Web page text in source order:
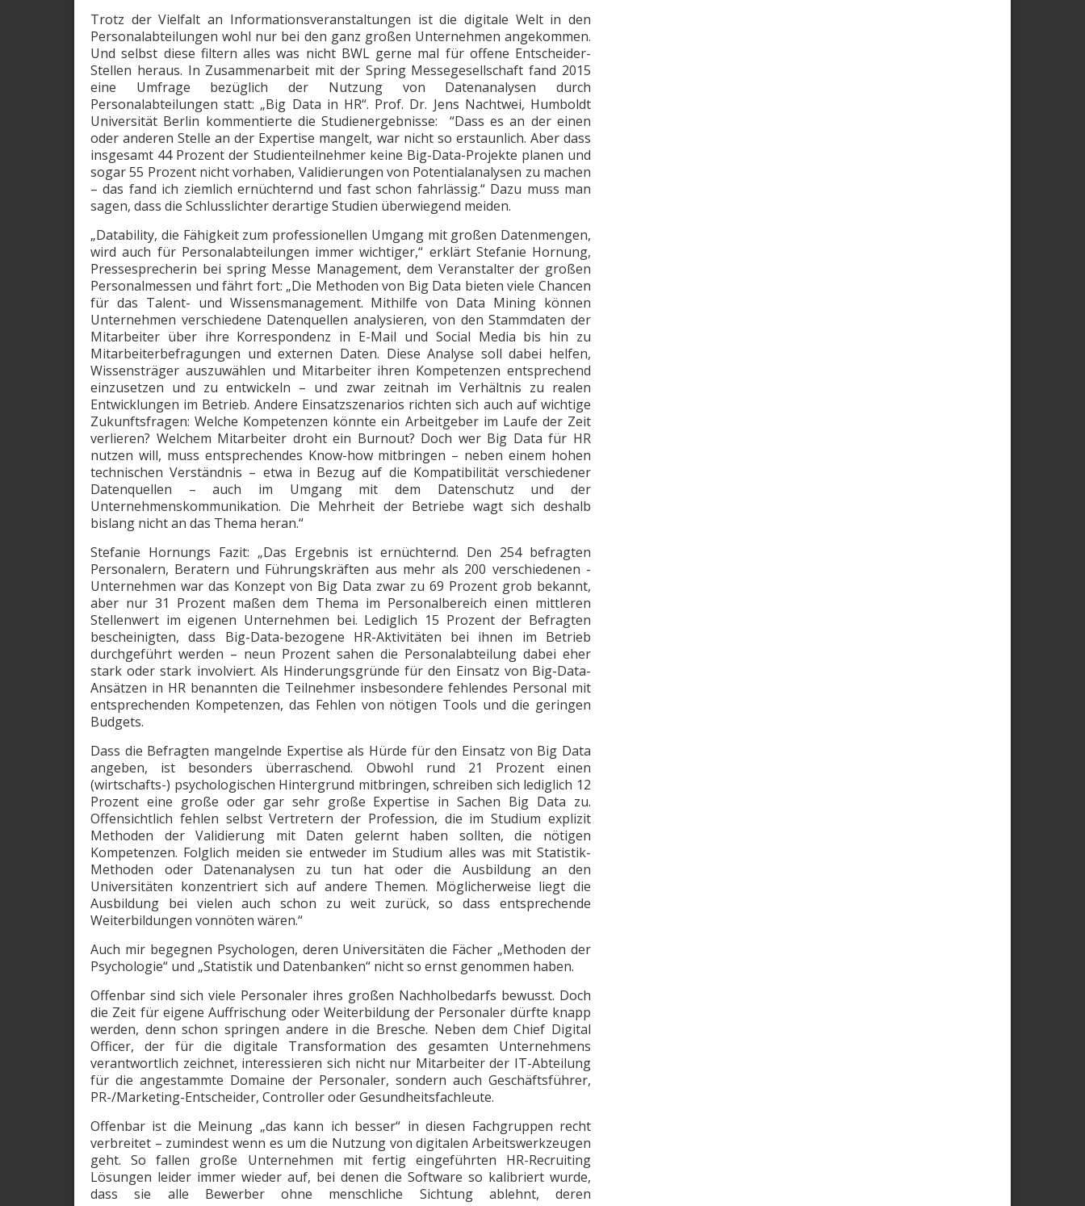
Trotz der Vielfalt an Informationsveranstaltungen ist die digitale Welt in den
Personalabteilungen wohl nur bei den ganz großen Unternehmen angekommen.
Und selbst diese filtern alles was nicht BWL gerne mal für offene Entscheider-
Stellen heraus. In Zusammenarbeit mit der Spring Messegesellschaft fand 2015
eine Umfrage bezüglich der Nutzung von Datenanalysen durch
Personalabteilungen statt: „Big Data in HR“. Prof. Dr. Jens Nachtwei, Humboldt
Universität Berlin kommentierte die Studienergebnisse: “Dass es an der einen
oder anderen Stelle an der Expertise mangelt, war nicht so erstaunlich. Aber dass
insgesamt 44 Prozent der Studienteilnehmer keine Big-Data-Projekte planen und
sogar 55 Prozent nicht vorhaben, Validierungen von Potentialanalysen zu machen
– das fand ich ziemlich ernüchternd und fast schon fahrlässig.“ Dazu muss man
sagen, dass die Schlusslichter derartige Studien überwiegend meiden.
„Datability, die Fähigkeit zum professionellen Umgang mit großen Datenmengen,
wird auch für Personalabteilungen immer wichtiger,“ erklärt Stefanie Hornung,
Pressesprecherin bei spring Messe Management, dem Veranstalter der großen
Personalmessen und fährt fort: „Die Methoden von Big Data bieten viele Chancen
für das Talent- und Wissensmanagement. Mithilfe von Data Mining können
Unternehmen verschiedene Datenquellen analysieren, von den Stammdaten der
Mitarbeiter über ihre Korrespondenz in E-Mail und Social Media bis hin zu
Mitarbeiterbefragungen und externen Daten. Diese Analyse soll dabei helfen,
Wissensträger auszuwählen und Mitarbeiter ihren Kompetenzen entsprechend
einzusetzen und zu entwickeln – und zwar zeitnah im Verhältnis zu realen
Entwicklungen im ­Betrieb. Andere Einsatzszenarios richten sich auch auf wichtige
Zukunftsfragen: Welche Kompetenzen könnte ein Arbeitgeber im Laufe der Zeit
verlieren? Welchem Mitarbeiter droht ein Burnout? Doch wer Big Data für HR
nutzen will, muss entsprechendes Know-how mitbringen – neben einem hohen
technischen Verständnis – etwa in Bezug auf die Kompatibilität verschiedener
Datenquellen – auch im Umgang mit dem Datenschutz und der
Unternehmenskommunikation. Die Mehrheit der Betriebe wagt sich deshalb
bislang nicht an das ­Thema heran.“
Stefanie Hornungs Fazit: „Das Ergebnis ist ernüchternd. Den 254 befragten
Personalern, Beratern und Führungskräften aus mehr als 200 verschiedenen ­
Unternehmen war das Konzept von Big Data zwar zu 69 Prozent grob bekannt,
aber nur 31 Prozent maßen dem Thema im Personalbereich einen mittleren
Stellenwert im eigenen Unternehmen bei. Lediglich 15 Prozent der Befragten
bescheinigten, dass Big-Data-bezogene HR-Aktivitäten bei ihnen im Betrieb
durchgeführt werden – neun Prozent sahen die Personalabteilung dabei eher
stark oder stark involviert. Als Hinderungsgründe für den Einsatz von Big-Data-
Ansätzen in HR benannten die Teilnehmer insbesondere fehlendes Personal mit
entsprechenden Kompetenzen, das Fehlen von nötigen Tools und die geringen
Budgets.
Dass die Befragten mangelnde Expertise als Hürde für den Einsatz von Big Data
angeben, ist besonders überraschend. Obwohl rund 21 Prozent einen
(wirtschafts-) psychologischen Hintergrund mitbringen, schreiben sich lediglich 12
Prozent eine große oder gar sehr große Expertise in Sachen Big Data zu.
Offensichtlich fehlen selbst Vertretern der Profession, die im Studium explizit
Methoden der Validierung mit Daten gelernt haben sollten, die nötigen
Kompetenzen. Folglich meiden sie entweder im Studium alles was mit ­Statistik-
Methoden oder Datenanalysen zu tun hat oder die Ausbildung an den
Universitäten konzentriert sich auf andere Themen. Möglicherweise liegt die
Ausbildung bei vielen auch schon zu weit zurück, so dass entsprechende
Weiterbildungen vonnöten wären.“
Auch mir begegnen Psychologen, deren Universitäten die Fächer „Methoden der
Psychologie“ und „Statistik und Datenbanken“ nicht so ernst genommen haben.
Offenbar sind sich viele Personaler ihres großen Nachholbedarfs bewusst. Doch
die Zeit für eigene Auffrischung oder Weiterbildung der Personaler dürfte knapp
werden, denn schon springen andere in die Bresche. Neben dem Chief Digital
Officer, der für die digitale Transformation des gesamten Unternehmens
verantwortlich zeichnet, interessieren sich nicht nur Mitarbeiter der IT-Abteilung
für die angestammte Domaine der Personaler, sondern auch Geschäftsführer,
PR-/Marketing-Entscheider, Controller oder Gesundheitsfachleute.
Offenbar ist die Meinung „das kann ich besser“ in diesen Fachgruppen recht
verbreitet – zumindest wenn es um die Nutzung von digitalen Arbeitswerkzeugen
geht. So fallen große Unternehmen mit fertig eingeführten HR-Recruiting
Lösungen leider immer wieder auf, bei denen die Software so kalibriert wurde,
dass sie alle Bewerber ohne menschliche Sichtung ablehnt, deren